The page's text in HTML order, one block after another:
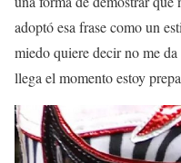
adoptó esa frase como un
miedo quiere decir no me
llega el momento estoy